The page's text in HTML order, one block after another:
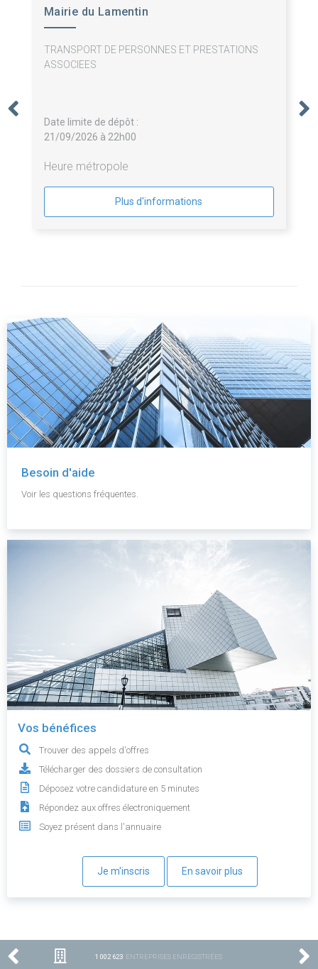
Mairie du Lamentin
TRANSPORT DE PERSONNES ET PRESTATIONS
ASSOCIEES
Date limite de dépôt :
21/09/2026 à 22h00
Heure métropole
Plus d'informations
Besoin d'aide
Voir les questions fréquentes.
Vos bénéfices
Trouver des appels d'offres
Télécharger des dossiers de consultation
Déposez votre candidature en 5 minutes
Répondez aux offres électroniquement
Soyez présent dans l'annuaire
Je m'inscris En savoir plus
1 002 623 ENTREPRISES ENREGISTRÉES